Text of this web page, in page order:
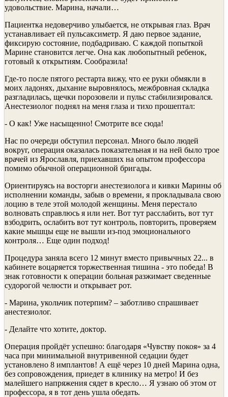
удовольствие. Марина, начали…
Пациентка недоверчиво улыбается, не открывая глаз. Врач
устанавливает ей пульсаксиметр. Я даю первое задание,
фиксирую состояние, подбадриваю. С каждой попыткой
Марине становится легче. Она как любопытный ребенок,
готовый к открытиям. Сообразила!
Где-то после пятого рестарта вижу, что ее руки обмякли в
моих ладонях, дыхание выровнялось, межбровная складка
разгладилась, щечки порозовели и пульс стабилизировался.
Анестезиолог поднял на меня глаза и тихо прошептал:
- О как! Уже насыщенно! Смотрите все сюда!
Нас по очереди обступил персонал. Много было людей
вокруг, операция оказалась показательная и на ней было трое
врачей из Ярославля, приехавших на опытом профессора
помимо обычной операционной бригады.
Ориентируясь на восторги анестезиолога и кивки Марины об
исполнении команды, забыв о времени, я прокладывала свою
лоцию в теле этой молодой женщины. Меня перестало
волновать справлюсь я или нет. Вот тут расслабить, вот тут
взбодрить, ослабить вот тут контроль, повторить, проверяем
какие мышцы еще не вышли из-под эмоционального
контроля… Еще один подход!
Процедура заняла всего 12 минут вместо привычных 22... в
кабинете воцаряется торжественная тишина - это победа! В
знак готовности к операции больная разжимает сведенные
судорогой челюсти и открывает рот.
- Марина, укольчик потерпим? – заботливо спрашивает
анестезиолог.
- Делайте что хотите, доктор.
Операция пройдёт успешно: благодаря «Чувству покоя» за 4
часа при минимальной внутривенной седации будет
установлено 8 имплантов! А ещё через 10 дней Марина одна,
без сопровождения, приедет в клинику на метро! И без
малейшего напряжения сядет в кресло… Я узнаю об этом от
профессора, я в тот день ушла обедать.